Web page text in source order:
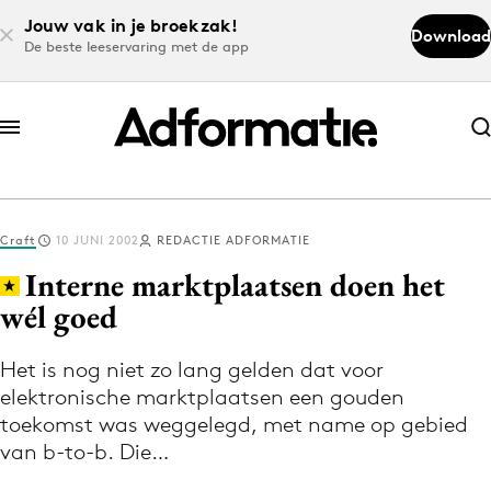
Jouw vak in je broekzak!
De beste leeservaring met de app
Download
Abonneer nu
Abonneer nu
Log in
Volg het laatste nieuws via de Adformatie
Nieuws app
Craft 10 JUNI 2002 REDACTIE ADFORMATIE
Interne marktplaatsen doen het
wél goed
Het is nog niet zo lang gelden dat voor
elektronische marktplaatsen een gouden
toekomst was weggelegd, met name op gebied
van b-to-b. Die…